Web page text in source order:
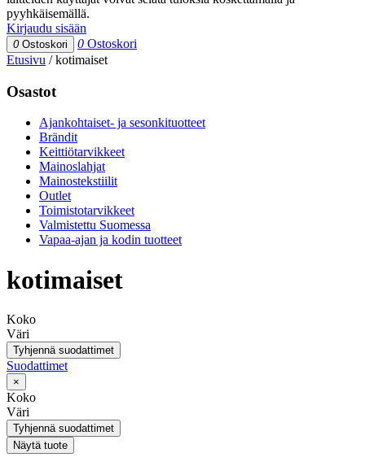
pyyhkäisemällä.
Kirjaudu sisään
0 Ostoskori 0 Ostoskori
Etusivu /kotimaiset
Osastot
Ajankohtaiset- ja sesonkituotteet
Brändit
Keittiötarvikkeet
Mainoslahjat
Mainostekstiilit
Outlet
Toimistotarvikkeet
Valmistettu Suomessa
Vapaa-ajan ja kodin tuotteet
kotimaiset
Koko
Väri
Tyhjennä suodattimet
Suodattimet
×
Koko
Väri
Tyhjennä suodattimet
Näytä tuote